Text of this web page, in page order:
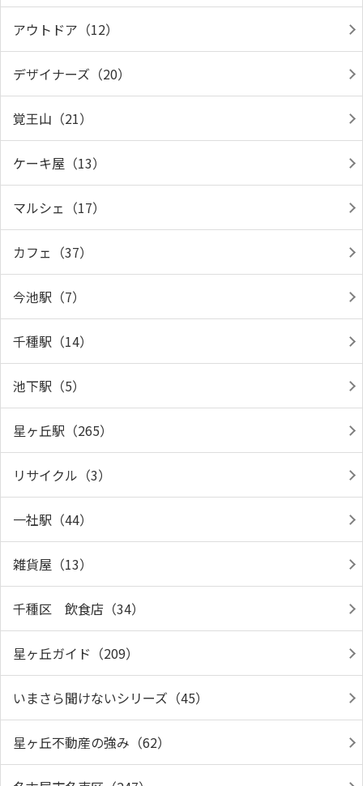
アウトドア（12）
デザイナーズ（20）
覚王山（21）
ケーキ屋（13）
マルシェ（17）
カフェ（37）
今池駅（7）
千種駅（14）
池下駅（5）
星ヶ丘駅（265）
リサイクル（3）
一社駅（44）
雑貨屋（13）
千種区 飲食店（34）
星ヶ丘ガイド（209）
いまさら聞けないシリーズ（45）
星ヶ丘不動産の強み（62）